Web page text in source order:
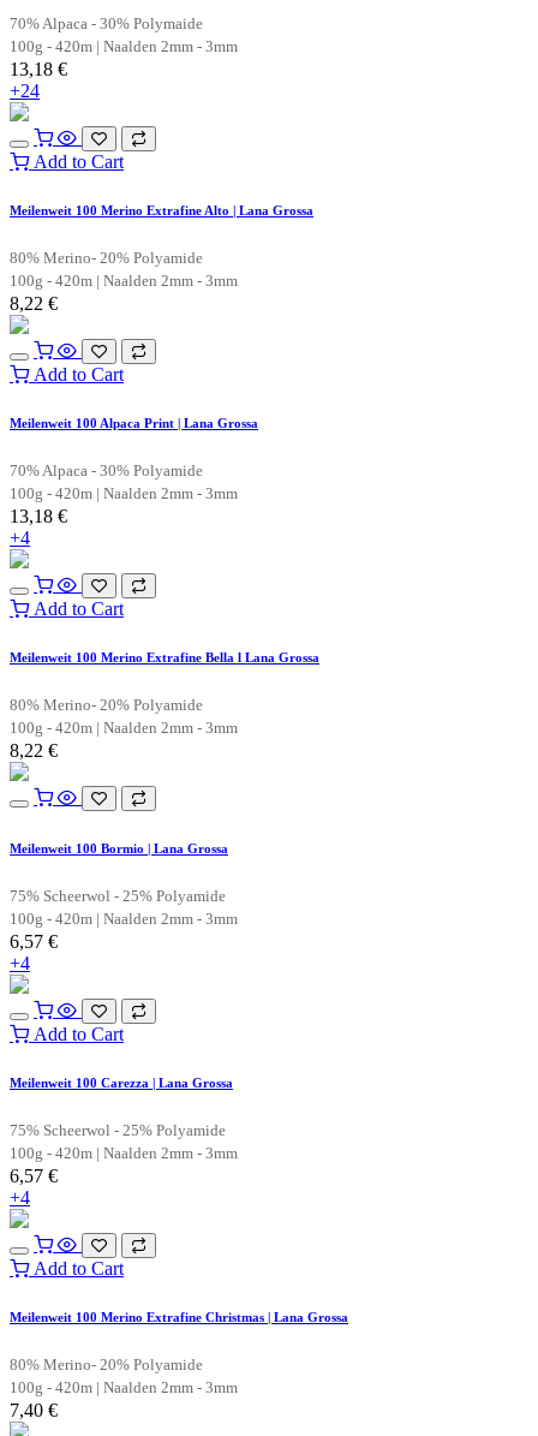
70% Alpaca - 30% Polymaide
100g - 420m | Naalden 2mm - 3mm
13,18 €
+24
Add to Cart
Meilenweit 100 Merino Extrafine Alto | Lana Grossa
80% Merino- 20% Polyamide
100g - 420m | Naalden 2mm - 3mm
8,22 €
Add to Cart
Meilenweit 100 Alpaca Print | Lana Grossa
70% Alpaca - 30% Polyamide
100g - 420m | Naalden 2mm - 3mm
13,18 €
+4
Add to Cart
Meilenweit 100 Merino Extrafine Bella l Lana Grossa
80% Merino- 20% Polyamide
100g - 420m | Naalden 2mm - 3mm
8,22 €
Meilenweit 100 Bormio | Lana Grossa
75% Scheerwol - 25% Polyamide
100g - 420m | Naalden 2mm - 3mm
6,57 €
+4
Add to Cart
Meilenweit 100 Carezza | Lana Grossa
75% Scheerwol - 25% Polyamide
100g - 420m | Naalden 2mm - 3mm
6,57 €
+4
Add to Cart
Meilenweit 100 Merino Extrafine Christmas | Lana Grossa
80% Merino- 20% Polyamide
100g - 420m | Naalden 2mm - 3mm
7,40 €